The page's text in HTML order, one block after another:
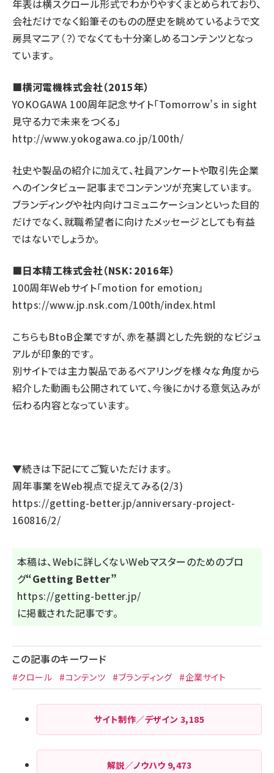
年表は横スクロール形式でわかりやすくまとめられており、
会社だけでなく鉛筆そのものの歴史を眺めているようで文
房具マニア（？）でなくても十分楽しめるコンテンツとなっ
ています。
■横河電機株式会社（2015年）
YOKOGAWA 100周年記念サイト「Tomorrow’s in sight
見守る力で未来をつくる」
http://www.yokogawa.co.jp/100th/
社史や製品の紹介に加えて、社員アンケートや取引先企業
へのインタビュー記事までコンテンツが充実しています。
ブランディングや社内向けコミュニケーションといった目的
だけでなく、就職希望者に向けたメッセージとしても有益
ではないでしょうか。
■日本精工株式会社（NSK：2016年）
100周年Webサイト「motion for emotion」
https://www.jp.nsk.com/100th/index.html
こちらもBtoB企業ですが、赤を基調とした先鋭的なビジュ
アルが印象的です。
別サイトでは主力製品であるベアリングを様々な角度から
紹介した動画も公開されていて、今後にかける意気込みが
伝わる内容となっています。
▼続きは下記にてご覧いただけます。
周年事業をWeb視点で捉えてみる(2/3)
https://getting-better.jp/anniversary-project-
160816/2/
本稿は、Webに詳しくないWebマスターのためのブロ
グ“Getting Better”
https://getting-better.jp/
に掲載された記事です。
この記事のキーワード
#クロール #コンテンツ #ブランディング #企業サイト
サイト制作／デザイン 3,185
解説／ノウハウ 9,473